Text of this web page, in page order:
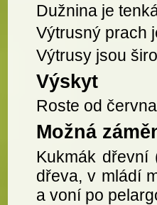
Dužnina je
Výtrusný prach
Výtrusy jsou
Výskyt
Roste od
Možná
Kukmák dřevní
dřeva, v mládí
a voní po